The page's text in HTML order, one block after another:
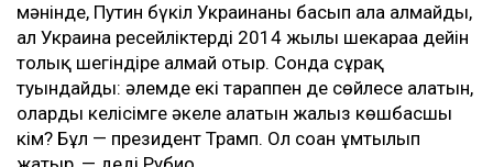
мәнінде, Путин бүкіл Украинаны басып ала алмайды,
ал Украина ресейліктерді 2014 жылғы шекараға дейін
толық шегіндіре алмай отыр. Сонда сұрақ
туындайды: әлемде екі тараппен де сөйлесе алатын,
оларды келісімге әкеле алатын жалғыз көшбасшы
кім? Бұл — президент Трамп. Ол соған ұмтылып